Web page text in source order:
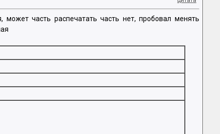
может часть распечатать часть нет, пробовал менять